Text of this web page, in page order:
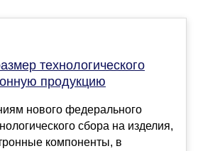
технологического
продукцию
нового федерального
сбора на изделия,
компоненты, в